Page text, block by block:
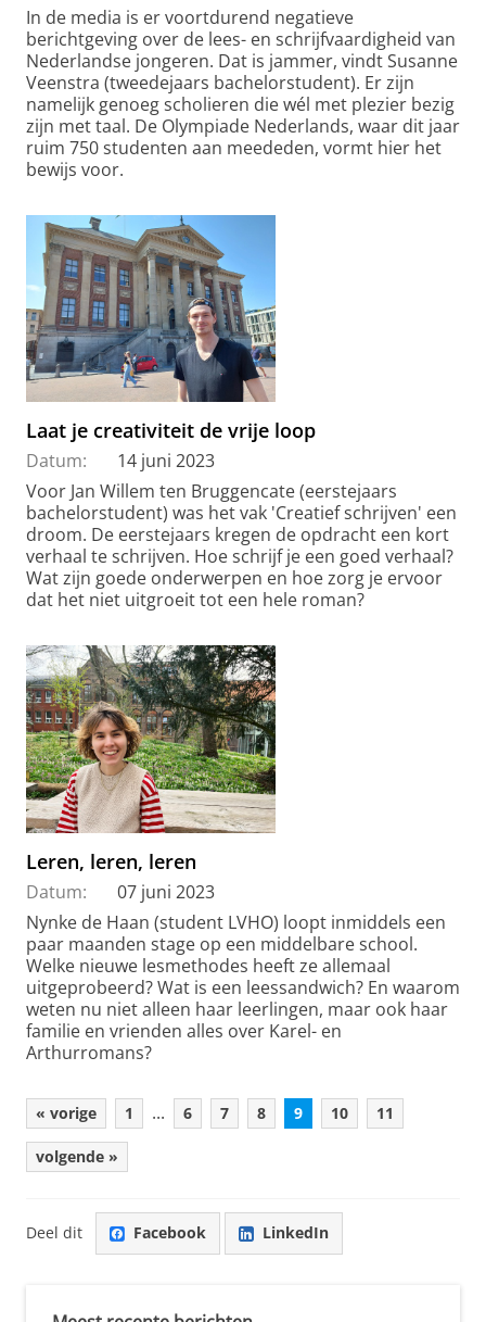
In de media is er voortdurend negatieve
berichtgeving over de lees- en schrijfvaardigheid van
Nederlandse jongeren. Dat is jammer, vindt Susanne
Veenstra (tweedejaars bachelorstudent). Er zijn
namelijk genoeg scholieren die wél met plezier bezig
zijn met taal. De Olympiade Nederlands, waar dit jaar
ruim 750 studenten aan meededen, vormt hier het
bewijs voor.
Laat je creativiteit de vrije loop
Datum:
14 juni 2023
Voor Jan Willem ten Bruggencate (eerstejaars
bachelorstudent) was het vak 'Creatief schrijven' een
droom. De eerstejaars kregen de opdracht een kort
verhaal te schrijven. Hoe schrijf je een goed verhaal?
Wat zijn goede onderwerpen en hoe zorg je ervoor
dat het niet uitgroeit tot een hele roman?
Leren, leren, leren
Datum:
07 juni 2023
Nynke de Haan (student LVHO) loopt inmiddels een
paar maanden stage op een middelbare school.
Welke nieuwe lesmethodes heeft ze allemaal
uitgeprobeerd? Wat is een leessandwich? En waarom
weten nu niet alleen haar leerlingen, maar ook haar
familie en vrienden alles over Karel- en
Arthurromans?
« vorige 1 ... 6 7 8 9 10 11
volgende »
Deel dit Facebook LinkedIn